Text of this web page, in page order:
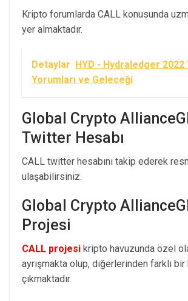
Kripto forumlarda CALL konusunda
yer almaktadır.
Detaylar HYD - Hydraledger 2022
Yorumları ve Geleceği
Global Crypto
Twitter Hesabı
CALL twitter hesabını takip ederek
ulaşabilirsiniz.
Global Crypto
Projesi
CALL projesi kripto havuzunda özel
ayrışmakta olup, diğerlerinden farklı
çıkmaktadır.